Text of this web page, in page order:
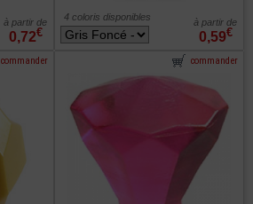
0,72€
à partir de
0,59€
à partir de
4 coloris disponibles
commander commander